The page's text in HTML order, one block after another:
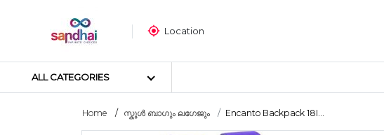
Location
ALL CATEGORIES
Home സ്കൂൾ ബാഗും ലഗേജും Encanto Backpack 18I...